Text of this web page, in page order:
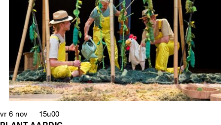
vr 6 nov 15u00